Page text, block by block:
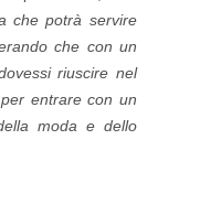
che potrà servire
che con un
riuscire nel
entrare con un
moda e dello